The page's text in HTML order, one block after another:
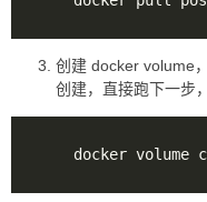
创建 docker volume
创建，直接跑下一步